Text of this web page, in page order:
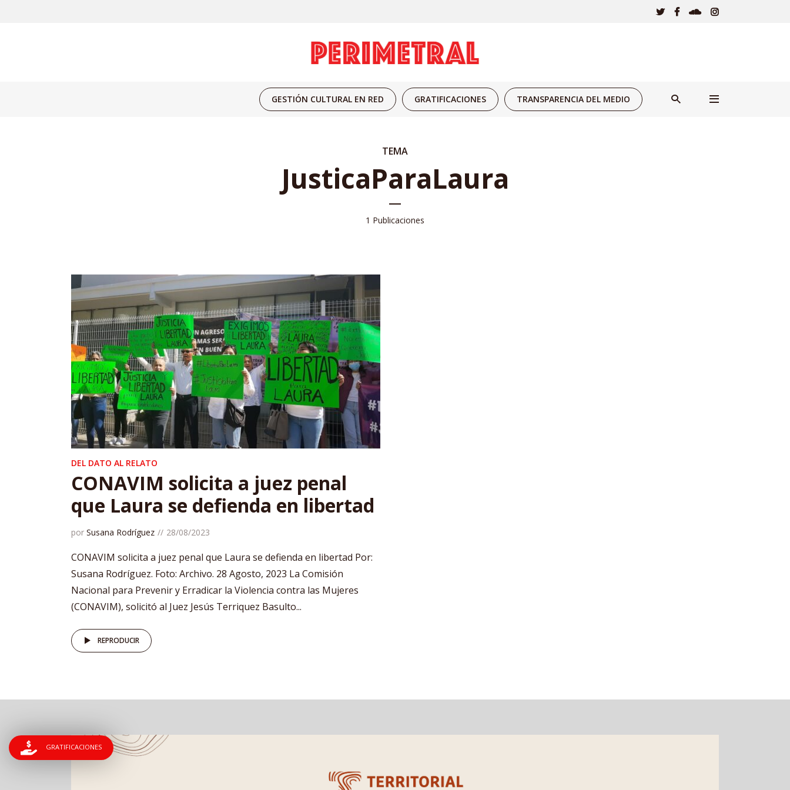
GESTIÓN CULTURAL EN RED GRATIFICACIONES TRANSPARENCIA DEL MEDIO
TEMA
JusticaParaLaura
1 Publicaciones
DEL DATO AL RELATO
CONAVIM solicita a juez penal
que Laura se defienda en libertad
por Susana Rodríguez 28/08/2023
CONAVIM solicita a juez penal que Laura se defienda en libertad Por:
Susana Rodríguez. Foto: Archivo. 28 Agosto, 2023 La Comisión
Nacional para Prevenir y Erradicar la Violencia contra las Mujeres
(CONAVIM), solicitó al Juez Jesús Terriquez Basulto...
REPRODUCIR
GRATIFICACIONES